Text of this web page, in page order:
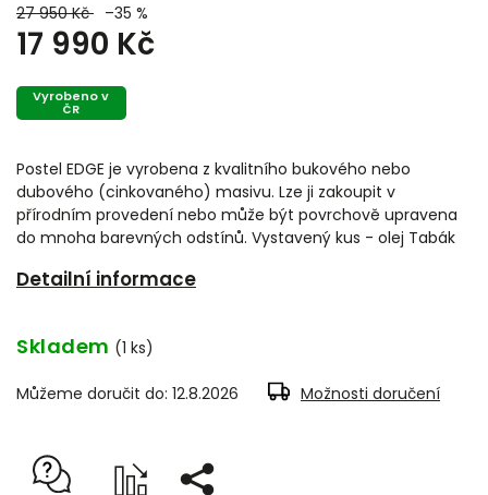
27 950 Kč –35 %
17 990 Kč
Vyrobeno v
ČR
Postel EDGE je vyrobena z kvalitního bukového nebo
dubového (cinkovaného) masivu. Lze ji zakoupit v
přírodním provedení nebo může být povrchově upravena
do mnoha barevných odstínů. Vystavený kus - olej Tabák
Detailní informace
Skladem (1 ks)
Můžeme doručit do: 12.8.2026 Možnosti doručení